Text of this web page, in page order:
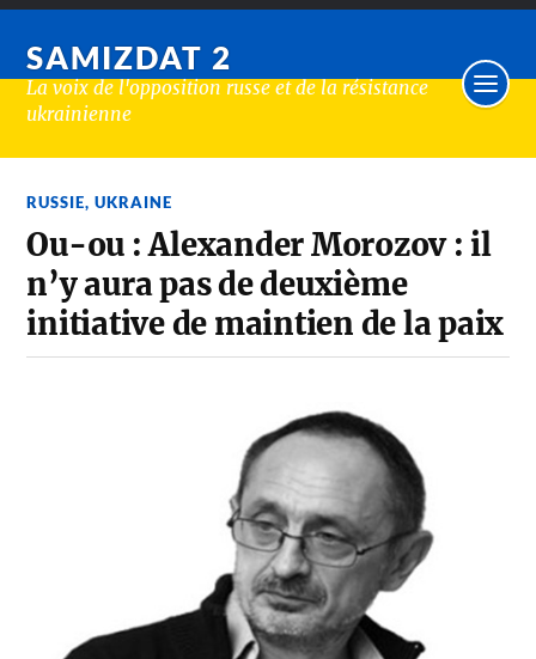
SAMIZDAT 2
La voix de l'opposition russe et de la résistance
ukrainienne
RUSSIE,UKRAINE
Ou-ou : Alexander Morozov : il
n’y aura pas de deuxième
initiative de maintien de la paix